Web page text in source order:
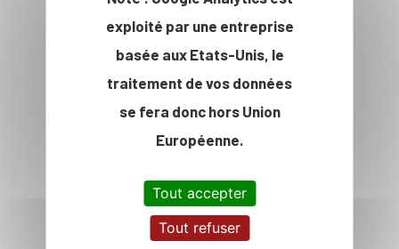
Kit Média
exploité par une entreprise
basée aux Etats-Unis, le
traitement de vos données
se fera donc hors Union
Européenne.
Tout accepter
Tout refuser